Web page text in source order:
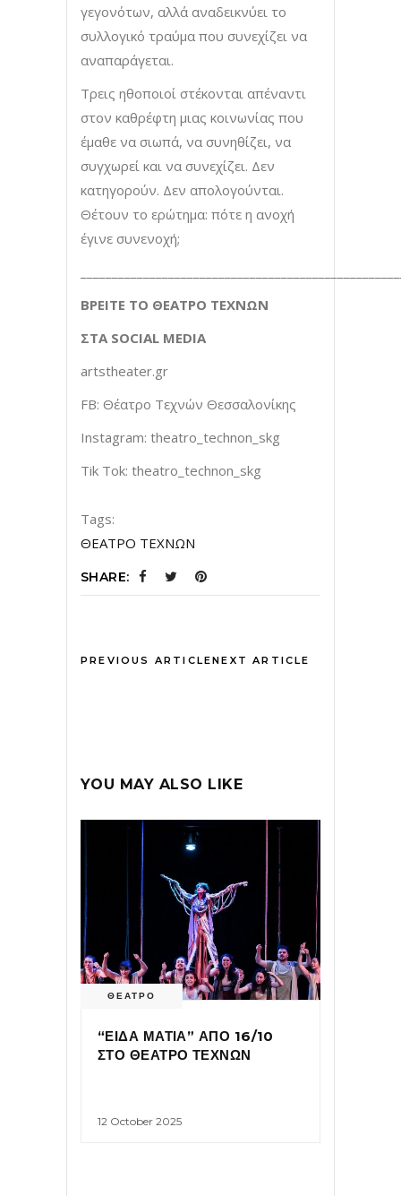
γεγονότων, αλλά αναδεικνύει το
συλλογικό τραύμα που συνεχίζει να
αναπαράγεται.
Τρεις ηθοποιοί στέκονται απέναντι
στον καθρέφτη μιας κοινωνίας που
έμαθε να σιωπά, να συνηθίζει, να
συγχωρεί και να συνεχίζει. Δεν
κατηγορούν. Δεν απολογούνται.
Θέτουν το ερώτημα: πότε η ανοχή
έγινε συνενοχή;
ΒΡΕΙΤΕ ΤΟ ΘΕΑΤΡΟ ΤΕΧΝΩΝ
ΣΤΑ SOCIAL MEDIA
artstheater.gr
FB: Θέατρο Τεχνών Θεσσαλονίκης
Instagram: theatro_technon_skg
Tik Tok: theatro_technon_skg
Tags:
ΘΕΑΤΡΟ ΤΕΧΝΩΝ
SHARE:
PREVIOUS ARTICLENEXT ARTICLE
YOU MAY ALSO LIKE
ΘΕΑΤΡΟ
“ΕΙΔΑ ΜΑΤΙΑ” ΑΠΟ 16/10
ΣΤΟ ΘΕΑΤΡΟ ΤΕΧΝΩΝ
12 October 2025